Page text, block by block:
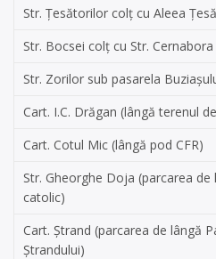
Str. Țesătorilor colț cu Aleea
Str. Bocsei colț cu Str. Cernabora
Str. Zorilor sub pasarela
Cart. I.C. Drăgan (lângă terenul
Cart. Cotul Mic (lângă pod CFR)
Str. Gheorghe Doja (parcarea de
catolic)
Cart. Ștrand (parcarea de lângă
Ștrandului)